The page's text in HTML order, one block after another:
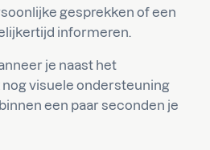
gesprekken of een
informeren.
je naast het
visuele ondersteuning
een paar seconden je